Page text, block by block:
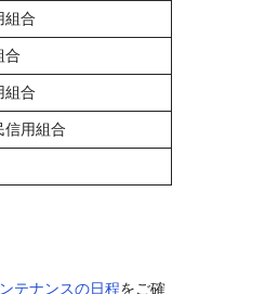
組合
合
組合
信用組合
テナンスの日程をご確